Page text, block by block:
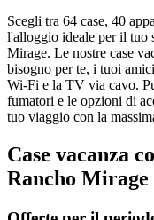
Scegli tra 64 case, 40
l'alloggio ideale per il tuo
Mirage. Le nostre case
bisogno per te, i tuoi
Wi-Fi e la TV via cavo.
fumatori e le opzioni di
tuo viaggio con la
Case vacanza
Rancho Mirage